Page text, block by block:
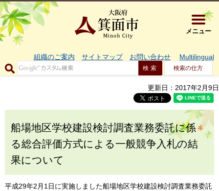
大阪府箕
メニュー
組織のご案内 サイトマップ お問い合わせ Multilingual
検索の仕方
更新日：2017年2月9日
船場地区学校建設検討調査業務委託に係
る総合評価方式による一般競争入札の結
果について
平成29年2月1日に実施しました船場地区学校建設検討調査業務委託